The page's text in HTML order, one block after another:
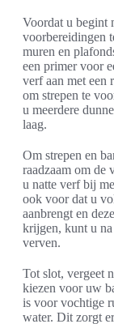
Voordat u begint
voorbereidingen
muren en
een primer voor
verf aan met een
om strepen te
u meerdere
laag.
Om strepen en
raadzaam om de
u natte verf bij
ook voor dat u
aanbrengt en
krijgen, kunt u
verven.
Tot slot, vergeet
kiezen voor uw
is voor vochtige
water. Dit zorgt